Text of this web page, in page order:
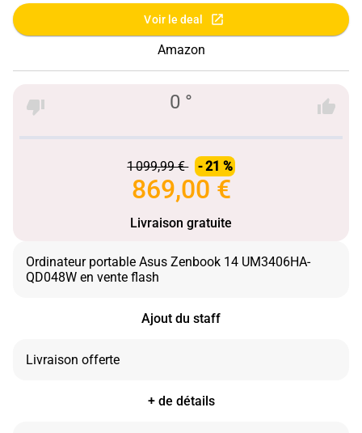
Voir le deal
Amazon
0 °
1 099,99 € - 21 %
869,00 €
Livraison gratuite
Ordinateur portable Asus Zenbook 14 UM3406HA-
Ajout du staff
+ de détails